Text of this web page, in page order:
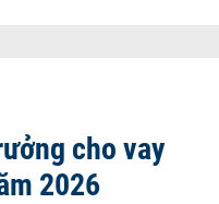
cho vay
2026